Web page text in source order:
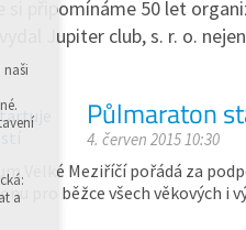
si připomínáme 50 let
Jupiter club, s. r. o.
Půlmaraton
4. červen 2015 10:30
Velké Meziříčí pořádá za
pro běžce všech věkových
a